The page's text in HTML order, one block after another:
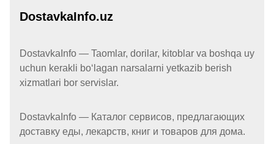
DostavkaInfo.uz
DostavkaInfo — Taomlar, dorilar, kitoblar va boshqa uy
uchun kerakli boʻlagan narsalarni yetkazib berish
xizmatlari bor servislar.
DostavkaInfo — Каталог сервисов, предлагающих
доставку еды, лекарств, книг и товаров для дома.